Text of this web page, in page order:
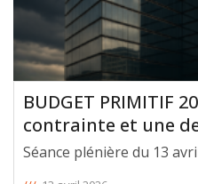
BUDGET PRIMITIF
contrainte et une
Séance plénière du 13